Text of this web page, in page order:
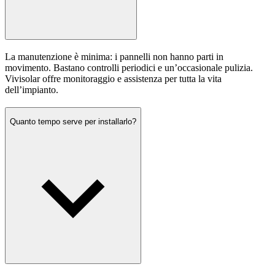
La manutenzione è minima: i pannelli non hanno parti in
movimento. Bastano controlli periodici e un’occasionale pulizia.
Vivisolar offre monitoraggio e assistenza per tutta la vita
dell’impianto.
Quanto tempo serve per installarlo?